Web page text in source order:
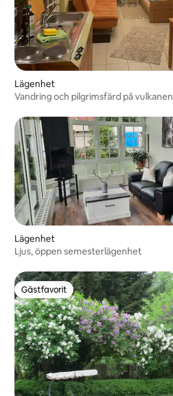
Lägenhet
Vandring och pilgrimsfärd på vulkanen
Lägenhet
Ljus, öppen semesterlägenhet
Gästfavorit
Gästfavorit